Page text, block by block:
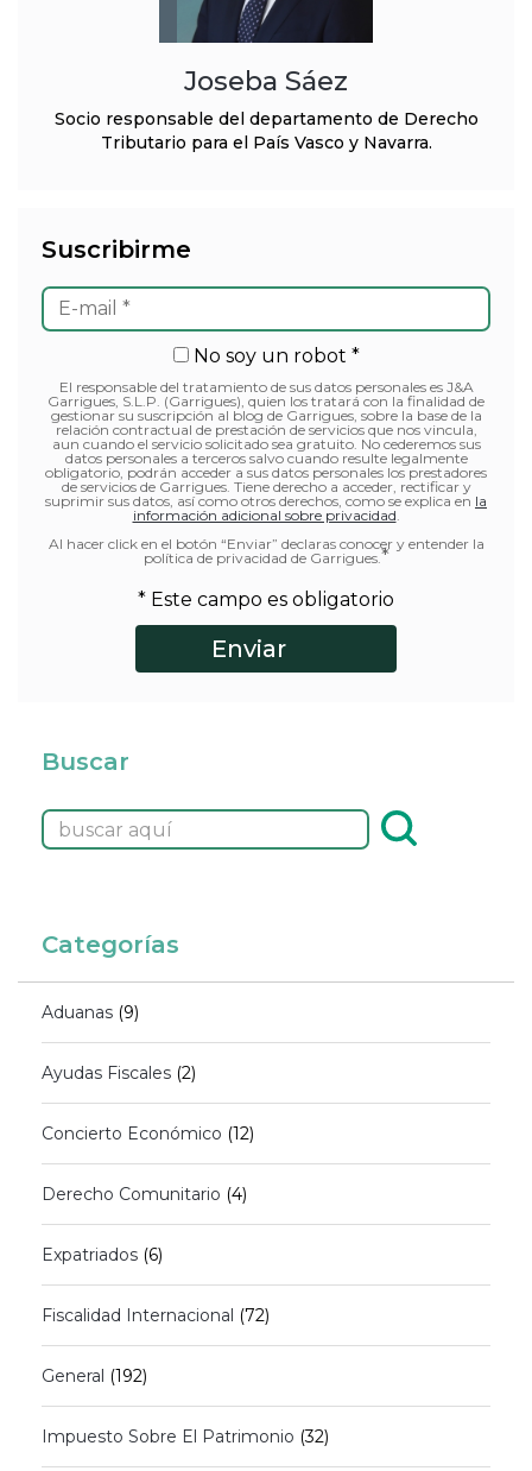
Joseba Sáez
Socio responsable del departamento de Derecho
Tributario para el País Vasco y Navarra.
Suscribirme
No soy un robot *
El responsable del tratamiento de sus datos personales es J&A
Garrigues, S.L.P. (Garrigues), quien los tratará con la finalidad de
gestionar su suscripción al blog de Garrigues, sobre la base de la
relación contractual de prestación de servicios que nos vincula,
aun cuando el servicio solicitado sea gratuito. No cederemos sus
datos personales a terceros salvo cuando resulte legalmente
obligatorio, podrán acceder a sus datos personales los prestadores
de servicios de Garrigues. Tiene derecho a acceder, rectificar y
suprimir sus datos, así como otros derechos, como se explica en la
información adicional sobre privacidad.
Al hacer click en el botón “Enviar” declaras conocer y entender la
política de privacidad de Garrigues.*
* Este campo es obligatorio
Buscar
Categorías
Aduanas (9)
Ayudas Fiscales (2)
Concierto Económico (12)
Derecho Comunitario (4)
Expatriados (6)
Fiscalidad Internacional (72)
General (192)
Impuesto Sobre El Patrimonio (32)